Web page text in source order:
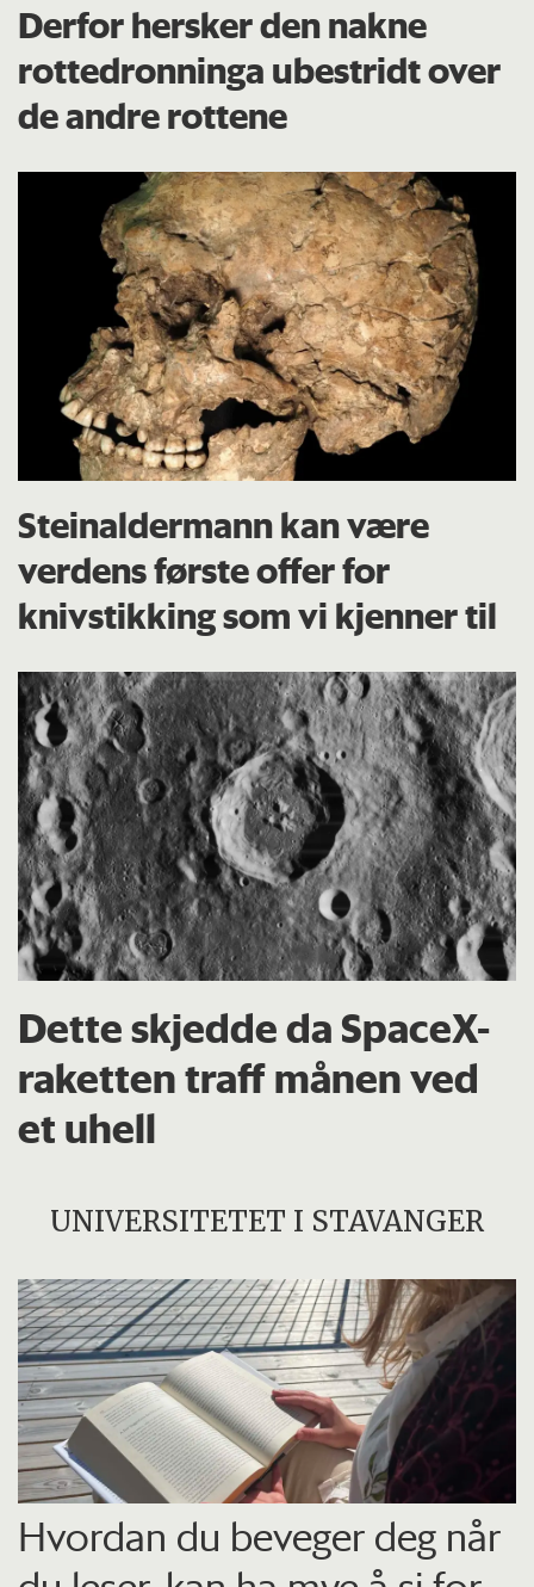
Derfor hersker den nakne
rottedronninga ubestridt over
de andre rottene
Steinaldermann kan være
verdens første offer for
knivstikking som vi kjenner til
Dette skjedde da SpaceX-
raketten traff månen ved
et uhell
UNIVERSITETET I STAVANGER
Hvordan du beveger deg når